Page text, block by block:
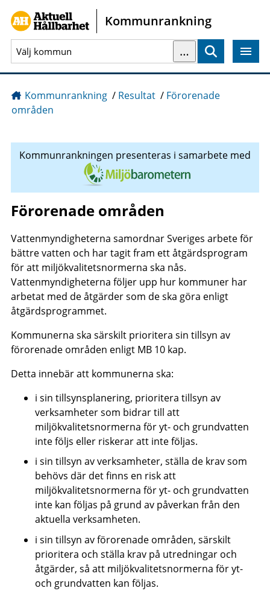
Gå direkt till sidans innehåll
Kommunrankning
…
Kommunrankning / Resultat / Förorenade
områden
Kommunrankningen presenteras i samarbete med
Förorenade områden
Vattenmyndigheterna samordnar Sveriges arbete för
bättre vatten och har tagit fram ett åtgärdsprogram
för att miljökvalitetsnormerna ska nås.
Vattenmyndigheterna följer upp hur kommuner har
arbetat med de åtgärder som de ska göra enligt
åtgärdsprogrammet.
Kommunerna ska särskilt prioritera sin tillsyn av
förorenade områden enligt MB 10 kap.
Detta innebär att kommunerna ska:
i sin tillsynsplanering, prioritera tillsyn av
verksamheter som bidrar till att
miljökvalitetsnormerna för yt- och grundvatten
inte följs eller riskerar att inte följas.
i sin tillsyn av verksamheter, ställa de krav som
behövs där det finns en risk att
miljökvalitetsnormerna för yt- och grundvatten
inte kan följas på grund av påverkan från den
aktuella verksamheten.
i sin tillsyn av förorenade områden, särskilt
prioritera och ställa krav på utredningar och
åtgärder, så att miljökvalitetsnormerna för yt-
och grundvatten kan följas.